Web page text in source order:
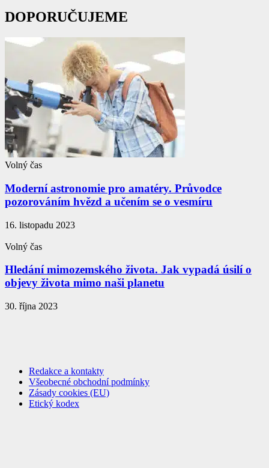
DOPORUČUJEME
Volný čas
Moderní astronomie pro amatéry. Průvodce
pozorováním hvězd a učením se o vesmíru
16. listopadu 2023
Volný čas
Hledání mimozemského života. Jak vypadá úsilí o
objevy života mimo naši planetu
30. října 2023
Redakce a kontakty
Všeobecné obchodní podmínky
Zásady cookies (EU)
Etický kodex